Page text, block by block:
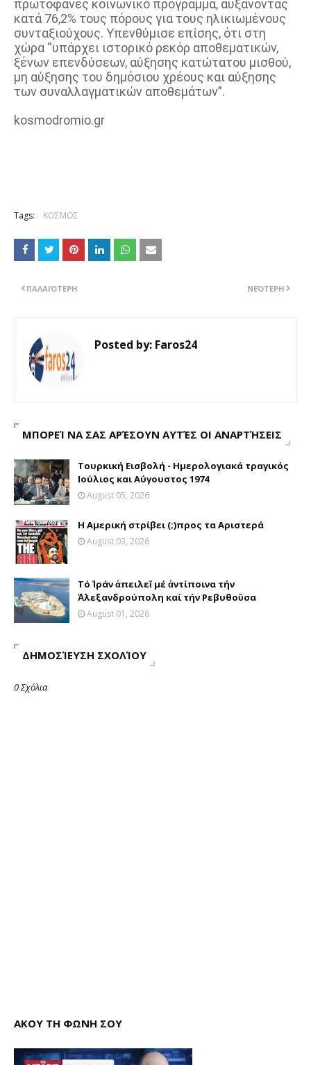
πρωτοφανές κοινωνικό πρόγραμμα, αυξάνοντας
κατά 76,2% τους πόρους για τους ηλικιωμένους
συνταξιούχους. Υπενθύμισε επίσης, ότι στη
χώρα “υπάρχει ιστορικό ρεκόρ αποθεματικών,
ξένων επενδύσεων, αύξησης κατώτατου μισθού,
μη αύξησης του δημόσιου χρέους και αύξησης
των συναλλαγματικών αποθεμάτων”.
kosmodromio.gr
Tags: ΚΟΣΜΟΣ
ΝΕΌΤΕΡΗ
ΠΑΛΑΙΌΤΕΡΗ
Posted by: Faros24
ΜΠΟΡΕΊ ΝΑ ΣΑΣ ΑΡΈΣΟΥΝ ΑΥΤΈΣ ΟΙ ΑΝΑΡΤΉΣΕΙΣ
Τουρκική Εισβολή - Ημερολογιακά τραγικός
Ιούλιος και Αύγουστος 1974
August 05, 2026
Η Αμερική στρίβει (;)προς τα Αριστερά
August 03, 2026
Τό Ἰράν ἀπειλεῖ μέ ἀντίποινα τήν
Ἀλεξανδρούπολη καί τήν Ρεβυθοῦσα
August 01, 2026
ΔΗΜΟΣΊΕΥΣΗ ΣΧΟΛΊΟΥ
0 Σχόλια
ΑΚΟΥ ΤΗ ΦΩΝΗ ΣΟΥ